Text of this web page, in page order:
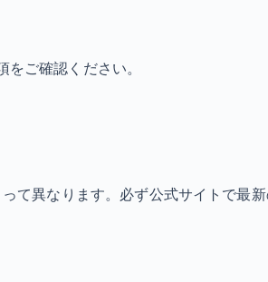
ご確認ください。
て異なります。必ず公式サイトで最新